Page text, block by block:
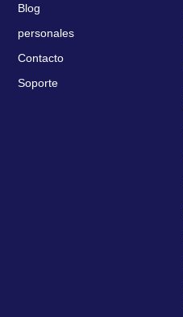
Blog
personales
Contacto
Soporte